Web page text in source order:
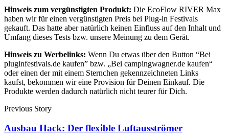
Hinweis zum vergünstigten Produkt: Die EcoFlow RIVER Max
haben wir für einen vergünstigten Preis bei Plug-in Festivals
gekauft. Das hatte aber natürlich keinen Einfluss auf den Inhalt und
Umfang dieses Tests bzw. unsere Meinung zu dem Gerät.
Hinweis zu Werbelinks: Wenn Du etwas über den Button “Bei
pluginfestivals.de kaufen” bzw. „Bei campingwagner.de kaufen“
oder einen der mit einem Sternchen gekennzeichneten Links
kaufst, bekommen wir eine Provision für Deinen Einkauf. Die
Produkte werden dadurch natürlich nicht teurer für Dich.
Previous Story
Ausbau Hack: Der flexible Luftausströmer